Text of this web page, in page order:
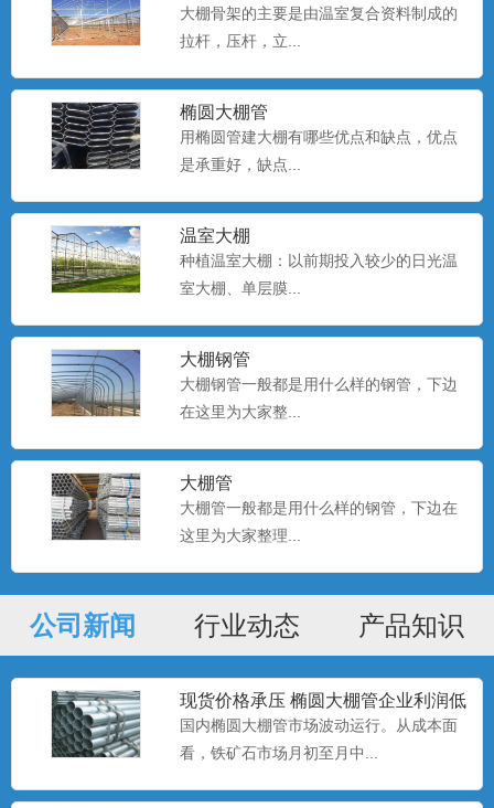
大棚骨架的主要是由温室复合资料制成的
拉杆，压杆，立...
椭圆大棚管
用椭圆管建大棚有哪些优点和缺点，优点
是承重好，缺点...
温室大棚
种植温室大棚：以前期投入较少的日光温
室大棚、单层膜...
大棚钢管
大棚钢管一般都是用什么样的钢管，下边
在这里为大家整...
大棚管
大棚管一般都是用什么样的钢管，下边在
这里为大家整理...
公司新闻 行业动态 产品知识
现货价格承压 椭圆大棚管企业利润低
位
国内椭圆大棚管市场波动运行。从成本面
看，铁矿石市场月初至月中...
种植大棚厂家现货
大棚种植是一种种植技术，该技术是一种
科学的种植方式。...
种植大棚
大棚种植是一种种植技术，该技术是一种
科学的种植方式。...
种植大棚
大棚种植是一种种植技术，该技术是一种
科学的种植方式。...
养殖大棚也称暖棚养殖，是指在寒冷的季